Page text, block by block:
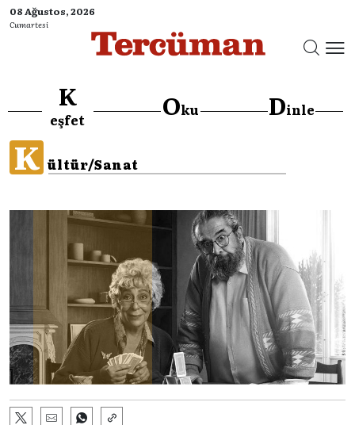
08 Ağustos, 2026
Cumartesi
K
eşfet Oku Dinle
K ültür/Sanat